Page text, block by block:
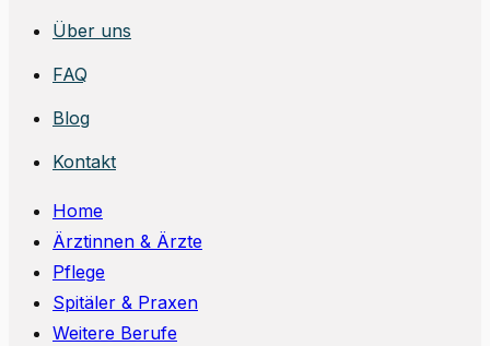
Über uns
FAQ
Blog
Kontakt
Home
Ärztinnen & Ärzte
Pflege
Spitäler & Praxen
Weitere Berufe